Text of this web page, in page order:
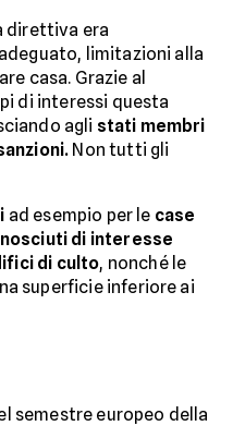
direttiva era
limitazioni alla
casa. Grazie al
di interessi questa
agli stati membri
Non tutti gli
ad esempio per le case
di interesse
di culto, nonché le
superficie inferiore ai
semestre europeo della